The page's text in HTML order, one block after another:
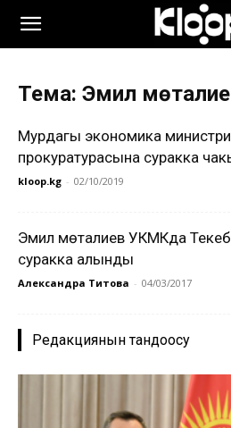
Тема: Эмил
Мурдагы экономика министри
прокуратурасына суракка
kloop.kg - 02/10/2019
Эмил Үмөталиев УКМКда
суракка алынды
Александра Титова - 04/03/2017
Редакциянын тандоосу